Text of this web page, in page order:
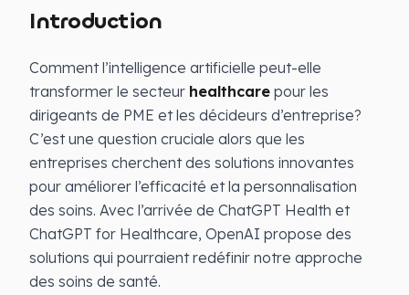
Introduction
Comment l’intelligence artificielle peut-elle
transformer le secteur healthcare pour les
dirigeants de PME et les décideurs d’entreprise?
C’est une question cruciale alors que les
entreprises cherchent des solutions innovantes
pour améliorer l’efficacité et la personnalisation
des soins. Avec l’arrivée de ChatGPT Health et
ChatGPT for Healthcare, OpenAI propose des
solutions qui pourraient redéfinir notre approche
des soins de santé.